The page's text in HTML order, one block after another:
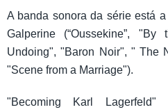
A banda sonora da série está
Galperine (“Oussekine”,
Undoing", "Baron Noir", " The
"Scene from a Marriage").
"Becoming Karl